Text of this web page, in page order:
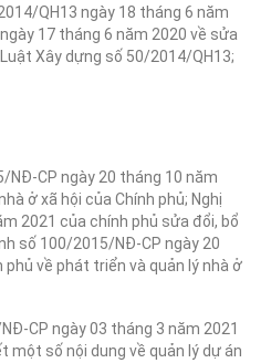
QH13 ngày 18 tháng 6 năm
17 tháng 6 năm 2020 về sửa
Xây dựng số 50/2014/QH13;
NĐ-CP ngày 20 tháng 10 năm
ở xã hội của Chính phủ; Nghị
2021 của chính phủ sửa đổi, bổ
số 100/2015/NĐ-CP ngày 20
về phát triển và quản lý nhà ở
CP ngày 03 tháng 3 năm 2021
một số nội dung về quản lý dự án